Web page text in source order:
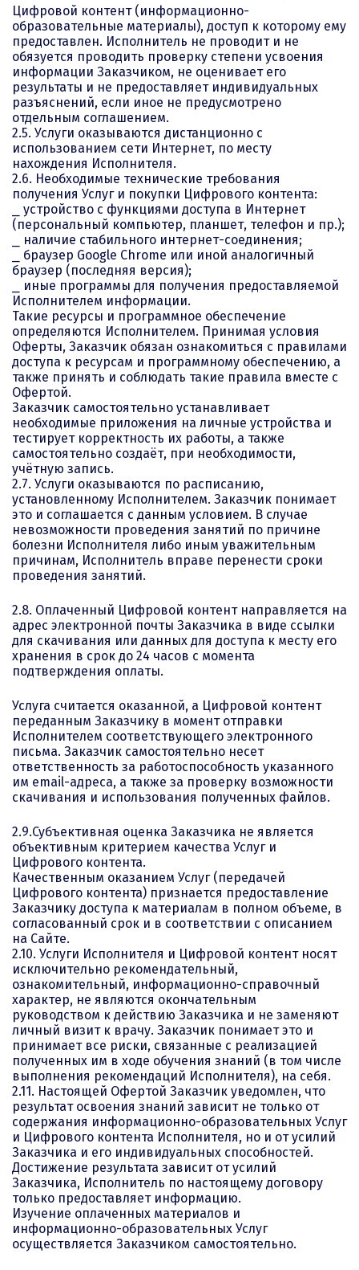
Цифровой контент (информационно-
образовательные материалы), доступ к которому ему
предоставлен. Исполнитель не проводит и не
обязуется проводить проверку степени усвоения
информации Заказчиком, не оценивает его
результаты и не предоставляет индивидуальных
разъяснений, если иное не предусмотрено
отдельным соглашением.
2.5. Услуги оказываются дистанционно с
использованием сети Интернет, по месту
нахождения Исполнителя.
2.6. Необходимые технические требования
получения Услуг и покупки Цифрового контента:
⎯ устройство с функциями доступа в Интернет
(персональный компьютер, планшет, телефон и пр.);
⎯ наличие стабильного интернет-соединения;
⎯ браузер Google Chrome или иной аналогичный
браузер (последняя версия);
⎯ иные программы для получения предоставляемой
Исполнителем информации.
Такие ресурсы и программное обеспечение
определяются Исполнителем. Принимая условия
Оферты, Заказчик обязан ознакомиться с правилами
доступа к ресурсам и программному обеспечению, а
также принять и соблюдать такие правила вместе с
Офертой.
Заказчик самостоятельно устанавливает
необходимые приложения на личные устройства и
тестирует корректность их работы, а также
самостоятельно создаёт, при необходимости,
учётную запись.
2.7. Услуги оказываются по расписанию,
установленному Исполнителем. Заказчик понимает
это и соглашается с данным условием. В случае
невозможности проведения занятий по причине
болезни Исполнителя либо иным уважительным
причинам, Исполнитель вправе перенести сроки
проведения занятий.
2.8. Оплаченный Цифровой контент направляется на
адрес электронной почты Заказчика в виде ссылки
для скачивания или данных для доступа к месту его
хранения в срок до 24 часов с момента
подтверждения оплаты.
Услуга считается оказанной, а Цифровой контент
переданным Заказчику в момент отправки
Исполнителем соответствующего электронного
письма. Заказчик самостоятельно несет
ответственность за работоспособность указанного
им email-адреса, а также за проверку возможности
скачивания и использования полученных файлов.
2.9.Субъективная оценка Заказчика не является
объективным критерием качества Услуг и
Цифрового контента.
Качественным оказанием Услуг (передачей
Цифрового контента) признается предоставление
Заказчику доступа к материалам в полном объеме, в
согласованный срок и в соответствии с описанием
на Сайте.
2.10. Услуги Исполнителя и Цифровой контент носят
исключительно рекомендательный,
ознакомительный, информационно-справочный
характер, не являются окончательным
руководством к действию Заказчика и не заменяют
личный визит к врачу. Заказчик понимает это и
принимает все риски, связанные с реализацией
полученных им в ходе обучения знаний (в том числе
выполнения рекомендаций Исполнителя), на себя.
2.11. Настоящей Офертой Заказчик уведомлен, что
результат освоения знаний зависит не только от
содержания информационно-образовательных Услуг
и Цифрового контента Исполнителя, но и от усилий
Заказчика и его индивидуальных способностей.
Достижение результата зависит от усилий
Заказчика, Исполнитель по настоящему договору
только предоставляет информацию.
Изучение оплаченных материалов и
информационно-образовательных Услуг
осуществляется Заказчиком самостоятельно.